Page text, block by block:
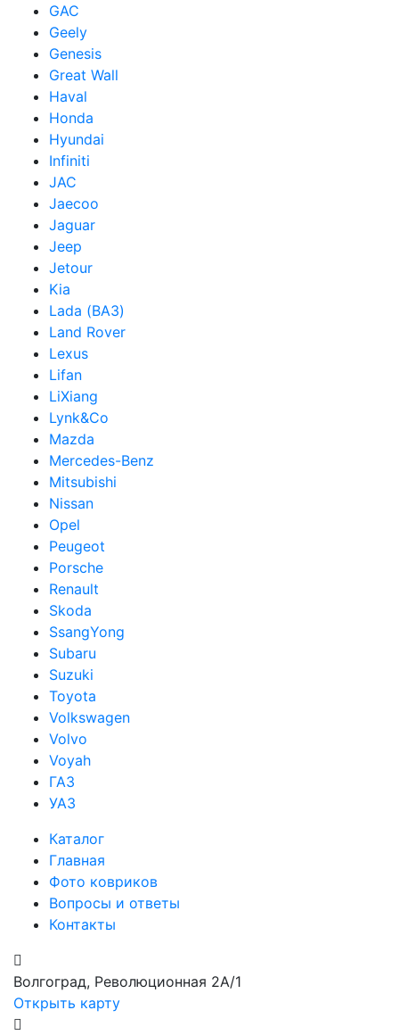
GAC
Geely
Genesis
Great Wall
Haval
Honda
Hyundai
Infiniti
JAC
Jaecoo
Jaguar
Jeep
Jetour
Kia
Lada (ВАЗ)
Land Rover
Lexus
Lifan
LiXiang
Lynk&Co
Mazda
Mercedes-Benz
Mitsubishi
Nissan
Opel
Peugeot
Porsche
Renault
Skoda
SsangYong
Subaru
Suzuki
Toyota
Volkswagen
Volvo
Voyah
ГАЗ
УАЗ
Каталог
Главная
Фото ковриков
Вопросы и ответы
Контакты
Волгоград, Революционная 2А/1
Открыть карту